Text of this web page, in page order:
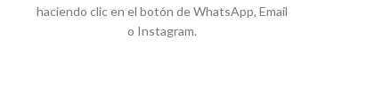
haciendo clic en el botón de WhatsApp, Email
o Instagram.